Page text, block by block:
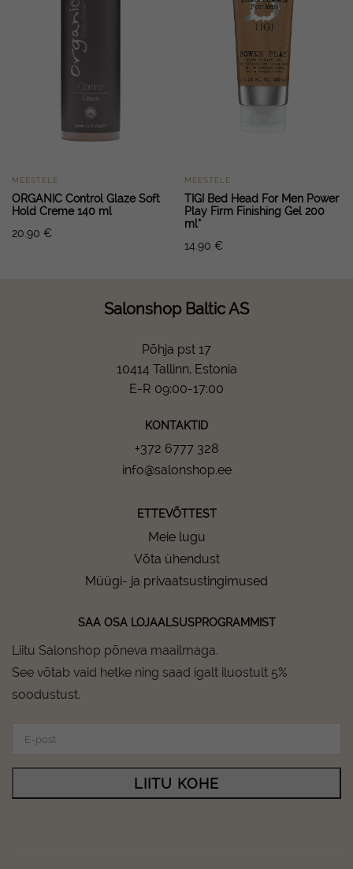
MEESTELE
ORGANIC Control Glaze Soft
Hold Creme 140 ml
20.90 €
MEESTELE
TIGI Bed Head For Men Power
Play Firm Finishing Gel 200
ml*
14.90 €
Salonshop Baltic AS
Põhja pst 17
10414 Tallinn, Estonia
E-R 09:00-17:00
KONTAKTID
+372 6777 328
info@salonshop.ee
ETTEVÕTTEST
Meie lugu
Võta ühendust
Müügi- ja privaatsustingimused
SAA OSA LOJAALSUSPROGRAMMIST
Liitu Salonshop põneva maailmaga.
See võtab vaid hetke ning saad igalt iluostult 5%
soodustust.
LIITU KOHE